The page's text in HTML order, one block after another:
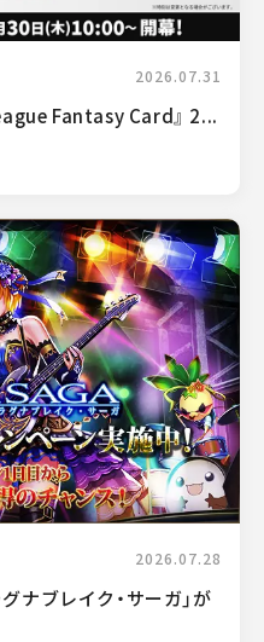
2026.07.31
Fantasy Card』 2...
2026.07.28
ナブレイク・サーガ」が